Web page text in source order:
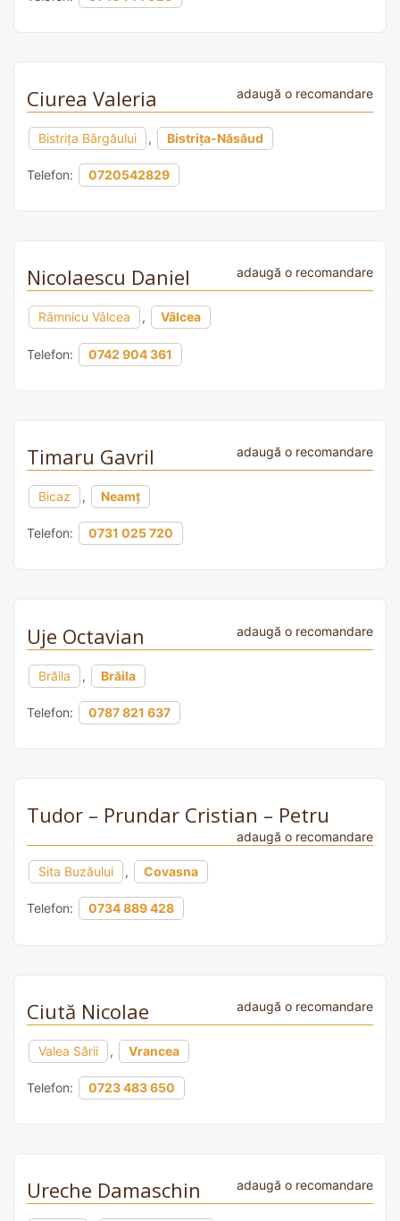
Ciurea Valeria adaugă o recomandare
Bistriţa Bârgăului , Bistrița-Năsăud
Telefon: 0720542829
Nicolaescu Daniel adaugă o recomandare
Râmnicu Vâlcea , Vâlcea
Telefon: 0742 904 361
Timaru Gavril adaugă o recomandare
Bicaz , Neamț
Telefon: 0731 025 720
Uje Octavian adaugă o recomandare
Brăila , Brăila
Telefon: 0787 821 637
Tudor – Prundar Cristian – Petru
adaugă o recomandare
Sita Buzăului , Covasna
Telefon: 0734 889 428
Ciută Nicolae adaugă o recomandare
Valea Sării , Vrancea
Telefon: 0723 483 650
Ureche Damaschin adaugă o recomandare